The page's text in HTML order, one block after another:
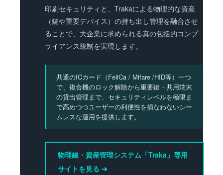
印刷セキュリティと、Trakaによる物理的な資産
（鍵や重要デバイス）の持ち出し管理を融合させ
ることで、大企業に求められる真の包括的コンプ
ライアンス統制を実現します。
共通のICカード（FeliCa / Mifare /HID等）一つ
で、複合機のロック解除から重要鍵・共用端末
の貸出管理まで、セキュリティレベルを極限ま
で高めつつユーザーの利便性を損なわないシー
ムレスな運用を提供します。
物理鍵・資産管理システム「Traka」専用
サイトを見る ➔